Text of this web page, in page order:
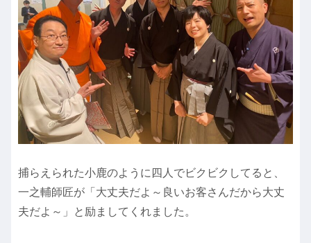
捕らえられた小鹿のように四人でビクビクしてると、
一之輔師匠が「大丈夫だよ～良いお客さんだから大丈
夫だよ～」と励ましてくれました。